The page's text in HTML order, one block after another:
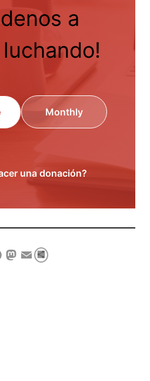
a
Monthly
una donación?
Mastodon
Email
Compartir